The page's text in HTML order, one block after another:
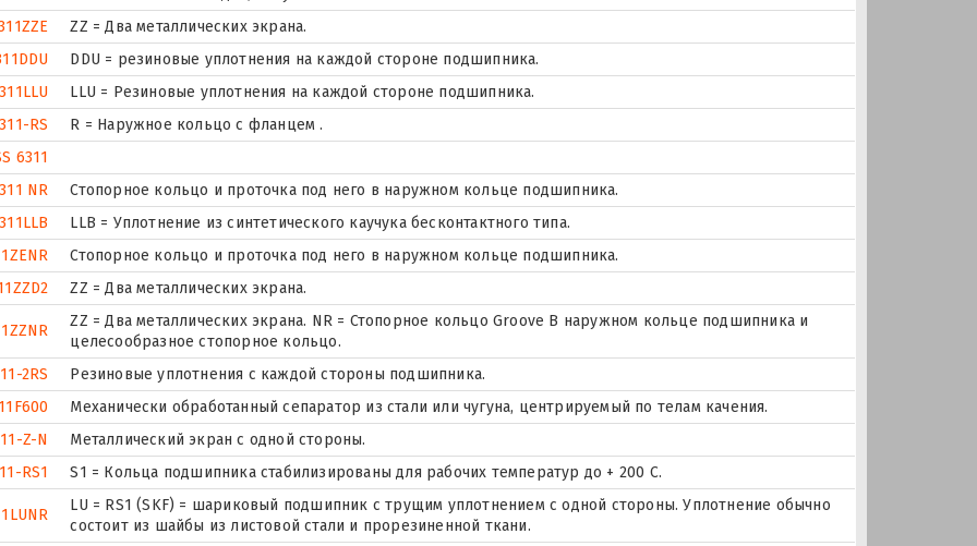
ZZ = Два металлических экрана.
DDU = резиновые уплотнения на каждой стороне подшипника.
LLU = Резиновые уплотнения на каждой стороне подшипника.
RS
R = Наружное кольцо с фланцем .
6311
NR
Стопорное кольцо и проточка под него в наружном кольце подшипника.
LLB = Уплотнение из синтетического каучука бесконтактного типа.
Стопорное кольцо и проточка под него в наружном кольце подшипника.
ZZ = Два металлических экрана.
ZZ = Два металлических экрана. NR = Стопорное кольцо Groove В наружном кольце подшипника и
целесообразное стопорное кольцо.
2RS
Резиновые уплотнения с каждой стороны подшипника.
Механически обработанный сепаратор из стали или чугуна, центрируемый по телам качения.
Z-N
Металлический экран с одной стороны.
RS1
S1 = Кольца подшипника стабилизированы для рабочих температур до + 200 С.
LU = RS1 (SKF) = шариковый подшипник с трущим уплотнением с одной стороны. Уплотнение обычно
состоит из шайбы из листовой стали и прорезиненной ткани.